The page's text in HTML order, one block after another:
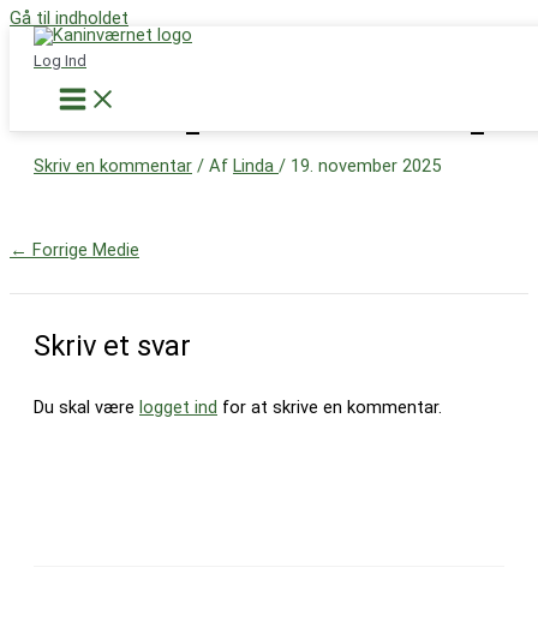
Gå til indholdet
Log Ind
Støt nu
Skriv en kommentar / Af Linda / 19. november 2025
← Forrige Medie
Skriv et svar
Du skal være logget ind for at skrive en kommentar.